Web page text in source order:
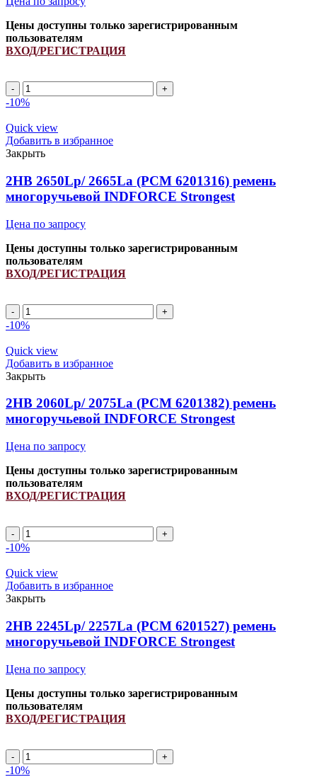
Цены доступны только зарегистрированным
пользователям
ВХОД/РЕГИСТРАЦИЯ
2HB
2550Lp/
(PCM
6201426)
ремень
многоручьевой
INDFORCE
Unlimit
quantity
-10%
Quick view
Добавить в избранное
Закрыть
2HB 2650Lp/ 2665La (PCM 6201316) ремень
многоручьевой INDFORCE Strongest
Цена по запросу
Цены доступны только зарегистрированным
пользователям
ВХОД/РЕГИСТРАЦИЯ
2HB
2650Lp/
(PCM
6201316)
ремень
многоручьевой
INDFORCE
Strongest
quantity
-10%
Quick view
Добавить в избранное
Закрыть
2HB 2060Lp/ 2075La (РСМ 6201382) ремень
многоручьевой INDFORCE Strongest
Цена по запросу
Цены доступны только зарегистрированным
пользователям
ВХОД/РЕГИСТРАЦИЯ
2HB
2060Lp/
(РСМ
6201382)
ремень
многоручьевой
INDFORCE
Strongest
quantity
-10%
Quick view
Добавить в избранное
Закрыть
2HB 2245Lp/ 2257La (PCM 6201527) ремень
многоручьевой INDFORCE Strongest
Цена по запросу
Цены доступны только зарегистрированным
пользователям
ВХОД/РЕГИСТРАЦИЯ
2HB
2245Lp/
-10%